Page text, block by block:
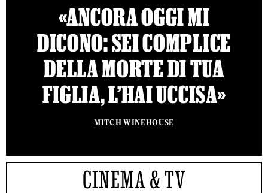
«ANCORA OGGI MI
DICONO: SEI COMPLICE
DELLA MORTE DI TUA
FIGLIA, L’HAI UCCISA»
MITCH WINEHOUSE
CINEMA & TV